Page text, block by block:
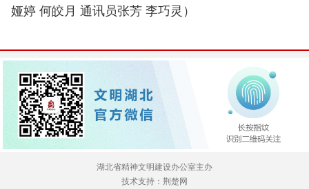
娅婷 何皎月 通讯员张芳 李巧灵）
湖北省精神文明建设办公室主办
技术支持：荆楚网